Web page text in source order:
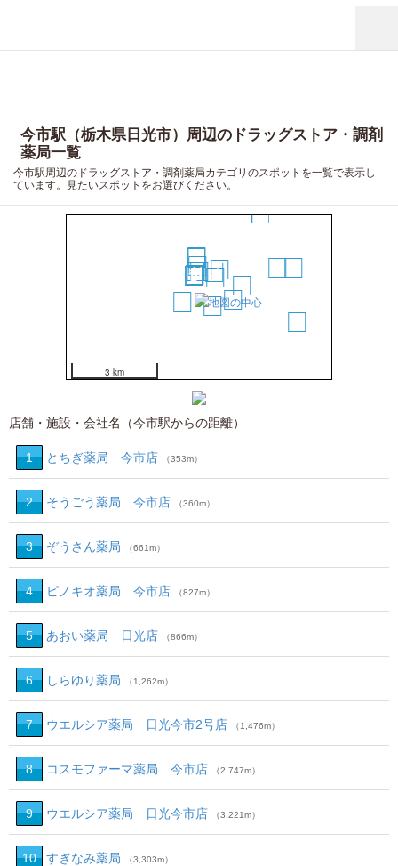
今市駅（栃木県日光市）周辺のドラッグストア・調剤
薬局一覧
今市駅周辺のドラッグストア・調剤薬局カテゴリのスポットを一覧で表示し
ています。見たいスポットをお選びください。
1
2
35
6
7
9
12
13
14
1516
17
18
19
20
3 km
店舗・施設・会社名（今市駅からの距離）
1 とちぎ薬局 今市店 （353m）
2 そうごう薬局 今市店 （360m）
3 ぞうさん薬局 （661m）
4 ピノキオ薬局 今市店 （827m）
5 あおい薬局 日光店 （866m）
6 しらゆり薬局 （1,262m）
7 ウエルシア薬局 日光今市2号店 （1,476m）
8 コスモファーマ薬局 今市店 （2,747m）
9 ウエルシア薬局 日光今市店 （3,221m）
10 すぎなみ薬局 （3,303m）